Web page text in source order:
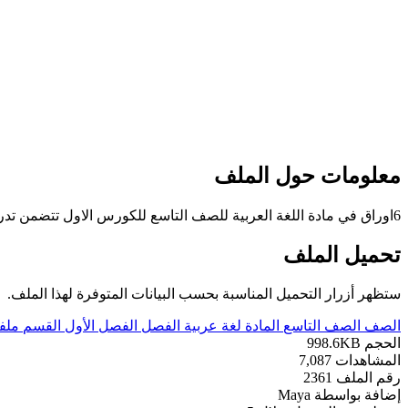
معلومات حول الملف
6اوراق في مادة اللغة العربية للصف التاسع للكورس الاول تتضمن تدريبات نحوية
تحميل الملف
ستظهر أزرار التحميل المناسبة بحسب البيانات المتوفرة لهذا الملف.
الصف الصف التاسع المادة لغة عربية الفصل الفصل الأول القسم
الحجم 998.6KB
المشاهدات 7,087
رقم الملف 2361
إضافة بواسطة Maya